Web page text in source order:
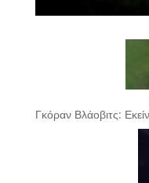
Γκόραν Βλάοβιτς: